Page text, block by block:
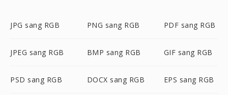
JPG sang RGB PNG sang RGB PDF sang RGB
JPEG sang RGB BMP sang RGB GIF sang RGB
PSD sang RGB DOCX sang RGB EPS sang RGB